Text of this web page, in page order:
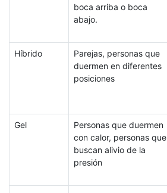
boca arriba o boca
abajo.
Híbrido
Parejas, personas que
duermen en diferentes
posiciones
Gel
Personas que duermen
con calor, personas que
buscan alivio de la
presión